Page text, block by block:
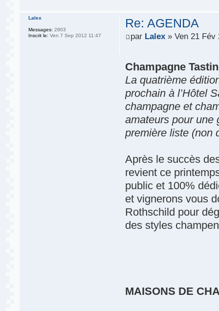
Re: AGENDA
par Lalex » Ven 21 Fév
Champagne
La quatrième
prochain à l’Hôtel
champagne et
amateurs pour une
première liste (non
Après le succès
revient ce
public et 100%
et vignerons vous
Rothschild pour
des styles
MAISONS DE
Lalex
Messages: 2903
Inscrit le: Ven 7 Sep 2012 11:47